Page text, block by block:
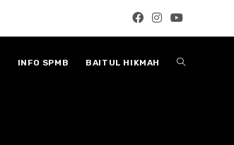
INFO SPMB BAITUL HIKMAH Toggle